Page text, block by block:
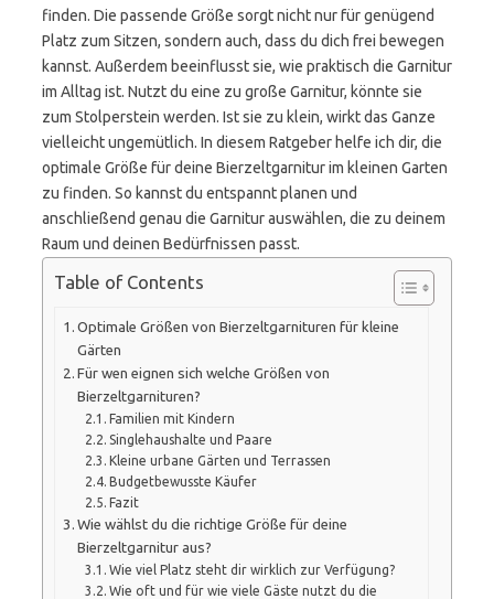
finden. Die passende Größe sorgt nicht nur für genügend
Platz zum Sitzen, sondern auch, dass du dich frei bewegen
kannst. Außerdem beeinflusst sie, wie praktisch die Garnitur
im Alltag ist. Nutzt du eine zu große Garnitur, könnte sie
zum Stolperstein werden. Ist sie zu klein, wirkt das Ganze
vielleicht ungemütlich. In diesem Ratgeber helfe ich dir, die
optimale Größe für deine Bierzeltgarnitur im kleinen Garten
zu finden. So kannst du entspannt planen und
anschließend genau die Garnitur auswählen, die zu deinem
Raum und deinen Bedürfnissen passt.
Table of Contents
Optimale Größen von Bierzeltgarnituren für kleine
Gärten
Für wen eignen sich welche Größen von
Bierzeltgarnituren?
Familien mit Kindern
Singlehaushalte und Paare
Kleine urbane Gärten und Terrassen
Budgetbewusste Käufer
Fazit
Wie wählst du die richtige Größe für deine
Bierzeltgarnitur aus?
Wie viel Platz steht dir wirklich zur Verfügung?
Wie oft und für wie viele Gäste nutzt du die